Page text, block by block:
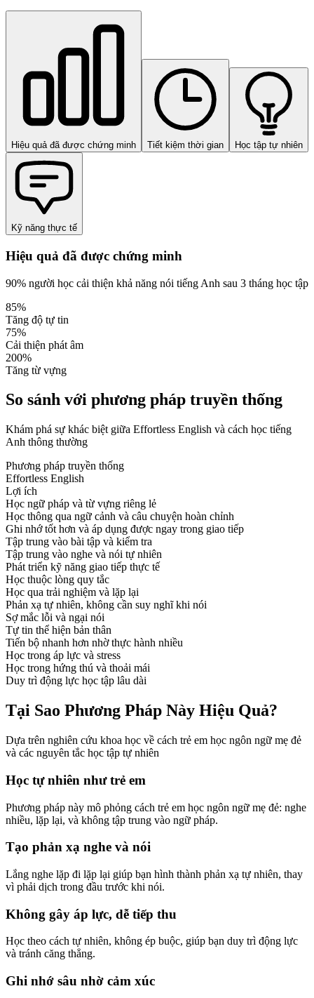
Hiệu quả đã được chứng minh Tiết kiệm thời gian Học tập tự nhiên
Kỹ năng thực tế
Hiệu quả đã được chứng minh
90% người học cải thiện khả năng nói tiếng Anh sau 3 tháng học tập
85%
Tăng độ tự tin
75%
Cải thiện phát âm
200%
Tăng từ vựng
So sánh với phương pháp truyền thống
Khám phá sự khác biệt giữa Effortless English và cách học tiếng
Anh thông thường
Phương pháp truyền thống
Effortless English
Lợi ích
Học ngữ pháp và từ vựng riêng lẻ
Học thông qua ngữ cảnh và câu chuyện hoàn chỉnh
Ghi nhớ tốt hơn và áp dụng được ngay trong giao tiếp
Tập trung vào bài tập và kiểm tra
Tập trung vào nghe và nói tự nhiên
Phát triển kỹ năng giao tiếp thực tế
Học thuộc lòng quy tắc
Học qua trải nghiệm và lặp lại
Phản xạ tự nhiên, không cần suy nghĩ khi nói
Sợ mắc lỗi và ngại nói
Tự tin thể hiện bản thân
Tiến bộ nhanh hơn nhờ thực hành nhiều
Học trong áp lực và stress
Học trong hứng thú và thoải mái
Duy trì động lực học tập lâu dài
Tại Sao Phương Pháp Này Hiệu Quả?
Dựa trên nghiên cứu khoa học về cách trẻ em học ngôn ngữ mẹ đẻ
và các nguyên tắc học tập tự nhiên
Học tự nhiên như trẻ em
Phương pháp này mô phỏng cách trẻ em học ngôn ngữ mẹ đẻ: nghe
nhiều, lặp lại, và không tập trung vào ngữ pháp.
Tạo phản xạ nghe và nói
Lắng nghe lặp đi lặp lại giúp bạn hình thành phản xạ tự nhiên, thay
vì phải dịch trong đầu trước khi nói.
Không gây áp lực, dễ tiếp thu
Học theo cách tự nhiên, không ép buộc, giúp bạn duy trì động lực
và tránh căng thẳng.
Ghi nhớ sâu nhờ cảm xúc